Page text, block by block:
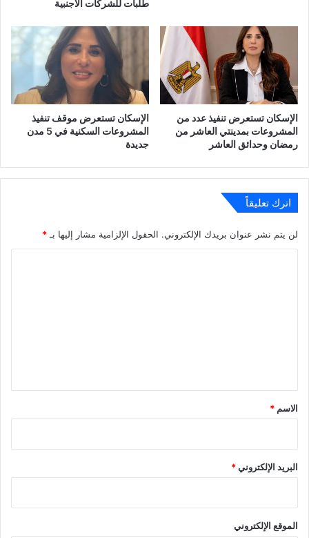
طلبات للشركات الأجنبية
الإسكان تستعرض تنفيذ عدد من
المشروعات بمدينتي العاشر من
رمضان وحدائق العاشر
الإسكان تستعرض موقف تنفيذ
المشروعات السكنية في 5 مدن
جديدة
اترك تعليقاً
لن يتم نشر عنوان بريدك الإلكتروني. الحقول الإلزامية مشار إليها بـ*
*
الاسم *
البريد الإلكتروني*
الموقع الإلكتروني